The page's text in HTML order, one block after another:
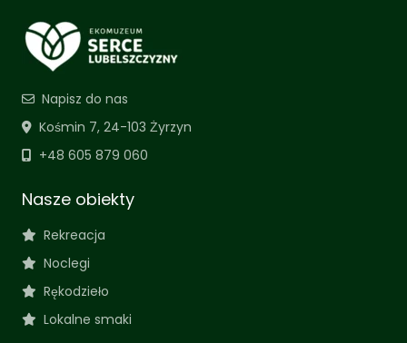
Napisz do nas
Kośmin 7, 24-103 Żyrzyn
+48 605 879 060
Nasze obiekty
Rekreacja
Noclegi
Rękodzieło
Lokalne smaki